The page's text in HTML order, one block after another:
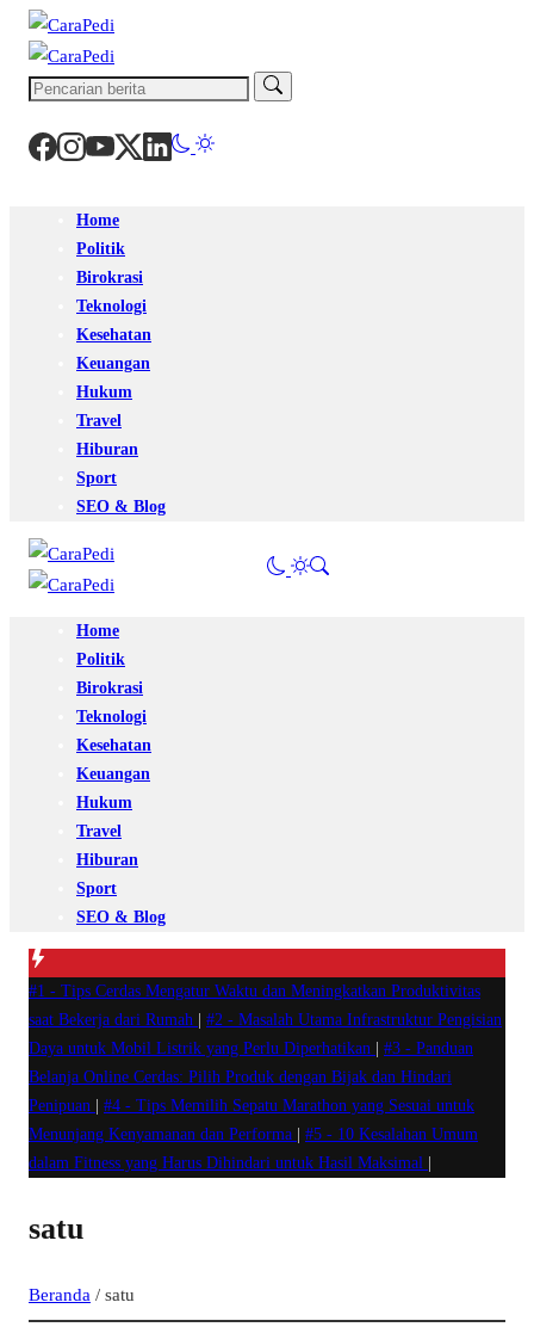
Home
Politik
Birokrasi
Teknologi
Kesehatan
Keuangan
Hukum
Travel
Hiburan
Sport
SEO & Blog
Home
Politik
Birokrasi
Teknologi
Kesehatan
Keuangan
Hukum
Travel
Hiburan
Sport
SEO & Blog
#1 - Tips Cerdas Mengatur Waktu dan Meningkatkan Produktivitas
saat Bekerja dari Rumah
#2 - Masalah Utama Infrastruktur Pengisian
Daya untuk Mobil Listrik yang Perlu Diperhatikan
#3 - Panduan
Belanja Online Cerdas: Pilih Produk dengan Bijak dan Hindari
Penipuan
#4 - Tips Memilih Sepatu Marathon yang Sesuai untuk
Menunjang Kenyamanan dan Performa
#5 - 10 Kesalahan Umum
dalam Fitness yang Harus Dihindari untuk Hasil Maksimal
satu
Beranda / satu